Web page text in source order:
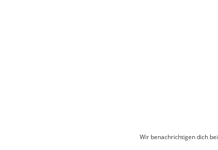
Wir benachrichtigen dich bei